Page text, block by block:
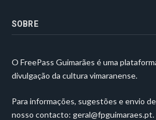
SOBRE
O FreePass Guimarães é uma
divulgação da cultura vimaranense.
Para informações, sugestões e envio
nosso contacto: geral@fpguimaraes.pt.